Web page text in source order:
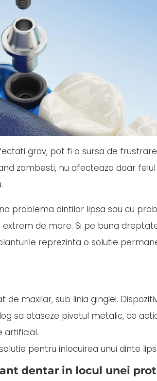
grav, pot fi o sursa de
zambesti, nu afecteaza doar
problema dintilor lipsa sau cu
de mare. Si pe buna
reprezinta o solutie
maxilar, sub linia gingiei.
sa ataseze pivotul metalic, ce
artificial.
pentru inlocuirea unui dinte
dentar in locul unei